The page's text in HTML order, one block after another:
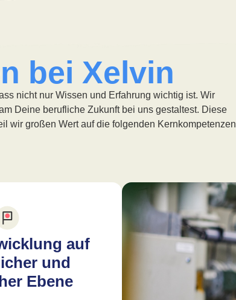
bei Xelvin
nicht nur Wissen und Erfahrung wichtig ist. Wir
Deine berufliche Zukunft bei uns gestaltest. Diese
wir großen Wert auf die folgenden Kernkompetenzen
auf
und
Ebene